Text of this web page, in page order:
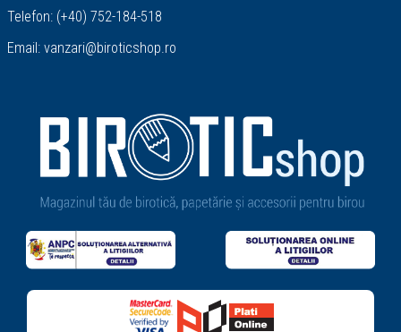
Telefon: (+40) 752-184-518
Email: vanzari@biroticshop.ro